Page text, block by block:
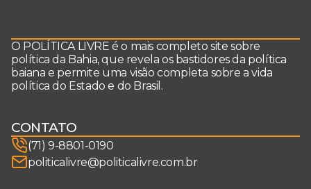
O POLÍTICA LIVRE é o mais completo site sobre
política da Bahia, que revela os bastidores da política
baiana e permite uma visão completa sobre a vida
política do Estado e do Brasil.
CONTATO
(71) 9-8801-0190
politicalivre@politicalivre.com.br